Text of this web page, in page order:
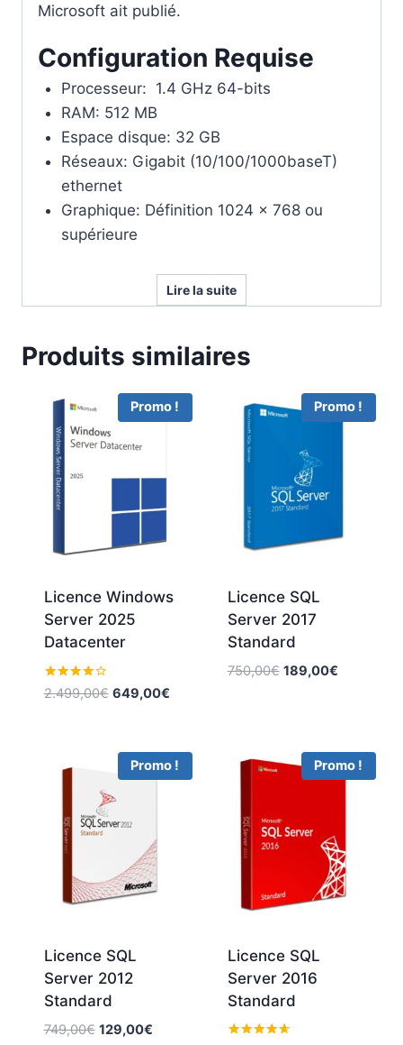
Microsoft ait publié.
Configuration Requise
Processeur: 1.4 GHz 64-bits
RAM: 512 MB
Espace disque: 32 GB
Réseaux: Gigabit (10/100/1000baseT)
ethernet
Graphique: Définition 1024 x 768 ou
supérieure
Lire la suite
Produits similaires
Promo !
Licence Windows
Server 2025
Datacenter
Note
4.00
2.499,00€ Le
était :
2.499,00€.
649,00€Le
est :
649,00€.
Promo !
Licence SQL
Server 2017
Standard
750,00€ Le
750,00€.
189,00€Le
189,00€.
Promo !
Licence SQL
Server 2012
Standard
749,00€ Le
129,00€Le
Promo !
Licence SQL
Server 2016
Standard